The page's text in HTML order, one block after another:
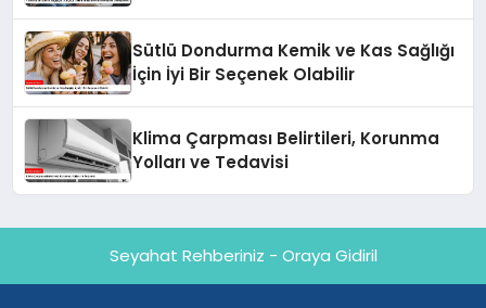
Sütlü Dondurma Kemik ve Kas Sağlığı
İçin İyi Bir Seçenek Olabilir
Klima Çarpması Belirtileri, Korunma
Yolları ve Tedavisi
Seyahat Rehberiniz - Oraya Gidiril